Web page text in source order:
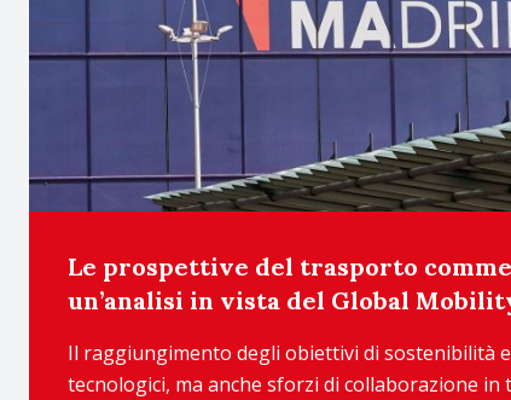
Le prospettive del trasporto
un’analisi in vista del Global
Il raggiungimento degli obiettivi di sostenibilità
tecnologici, ma anche sforzi di collaborazione